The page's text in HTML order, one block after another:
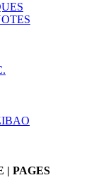
| PAGES